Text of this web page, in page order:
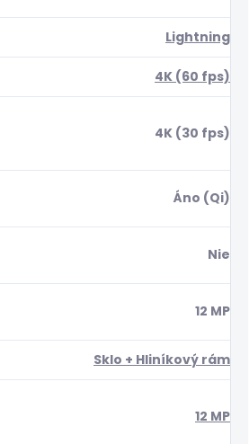
Lightning
4K (60 fps)
4K (30 fps)
Áno (Qi)
Nie
12 MP
Sklo + Hliníkový rám
12 MP